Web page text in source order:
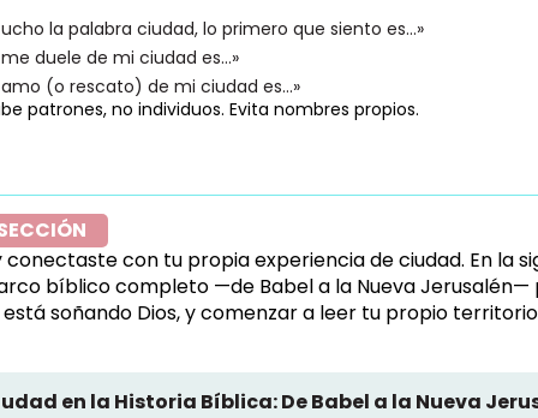
la palabra ciudad, lo primero que siento es…»
duele de mi ciudad es…»
amo (o rescato) de mi ciudad es…»
patrones, no individuos. Evita nombres propios.
conectaste con tu propia experiencia de ciudad. En la
bíblico completo —de Babel a la Nueva
soñando Dios, y comenzar a leer tu propio
en la Historia Bíblica: De Babel a la Nueva